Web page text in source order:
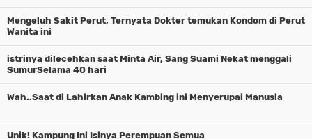
Mengeluh Sakit Perut, Ternyata Dokter temukan Kondom di Perut
Wanita ini
istrinya dilecehkan saat Minta Air, Sang Suami Nekat menggali
SumurSelama 40 hari
Wah..Saat di Lahirkan Anak Kambing ini Menyerupai Manusia
Unik! Kampung Ini Isinya Perempuan Semua